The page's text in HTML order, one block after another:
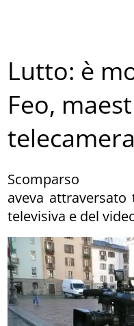
Lutto: è
Feo,
telecamera
Scomparso
aveva attraversato
televisiva e del